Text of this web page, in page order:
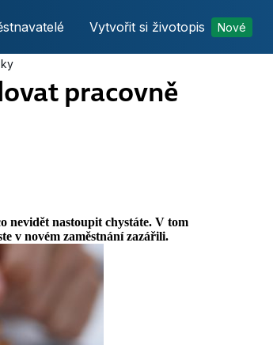
Vytvořit si životopis Nové
pracovně
nevidět nastoupit chystáte. V tom
v novém zaměstnání zazářili.